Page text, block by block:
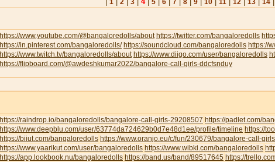
1 2 3 5 6 7 8 9 10 11 12 13 14
https://www.youtube.com/@bangaloredolls/about https://twitter.com/bangaloredolls
https://in.pinterest.com/bangaloredolls/ https://soundcloud.com/bangaloredolls https://
https://www.twitch.tv/bangaloredolls/about https://www.diigo.com/user/bangaloredolls
https://flipboard.com/@awdeshkumar2022/bangalore-call-girls-ddcfsnduy
https://raindrop.io/bangaloredolls/bangalore-call-girls-29208507 https://padlet.com/
https://www.deepblu.com/user/63774da724629b0d7e48d1ee/profile/timeline https://
https://biiut.com/bangaloredolls https://www.oranjo.eu/c/fun/230679/bangalore-call-
https://www.yaarikut.com/user/bangaloredolls https://www.wibki.com/bangaloredolls
https://app.lookbook.nu/bangaloredolls https://band.us/band/89517645 https://